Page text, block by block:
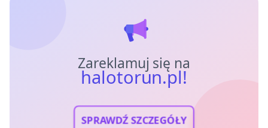
Zareklamuj się na
halotorun.pl!
SPRAWDŹ SZCZEGÓŁY